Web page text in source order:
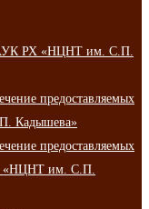
РХ «НЦНТ им. С.П.
предоставляемых
Кадышева»
предоставляемых
«НЦНТ им. С.П.